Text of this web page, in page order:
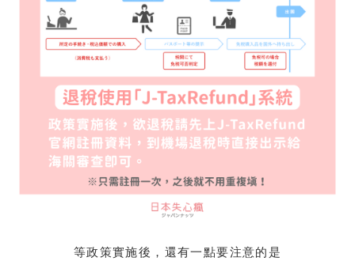
等政策實施後，還有一點要注意的是